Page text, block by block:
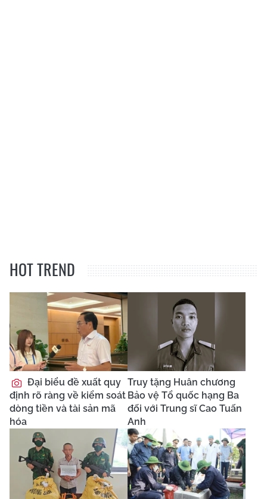
HOT TREND
Đại biểu đề xuất quy
định rõ ràng về kiểm soát
dòng tiền và tài sản mã
hóa
Truy tặng Huân chương
Bảo vệ Tổ quốc hạng Ba
đối với Trung sĩ Cao Tuấn
Anh